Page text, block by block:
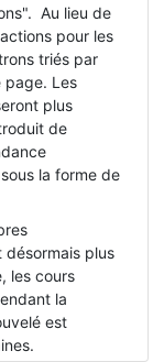
Au lieu de
pour les
triés par
page. Les
plus
de
la forme de
désormais plus
les cours
la
est